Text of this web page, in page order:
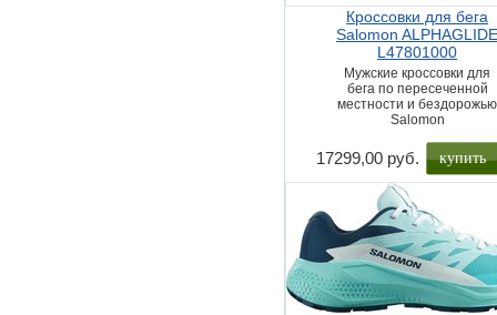
Кроссовки для бега
Salomon
L47801000
Мужские кроссовки для
бега по пересеченной
местности и бездорожью
Salomon
17299,00 руб. купить